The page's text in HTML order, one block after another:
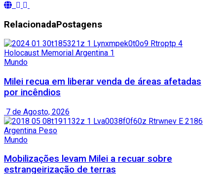
RelacionadaPostagens
Mundo
Milei recua em liberar venda de áreas afetadas
por incêndios
7 de Agosto, 2026
Mundo
Mobilizações levam Milei a recuar sobre
estrangeirização de terras